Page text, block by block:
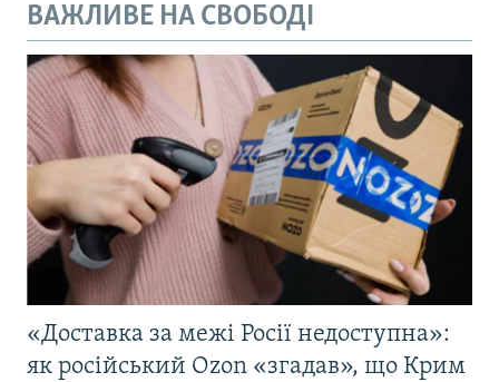
ВАЖЛИВЕ НА СВОБОДІ
«Доставка за межі Росії недоступна»:
як російський Ozon «згадав», що Крим